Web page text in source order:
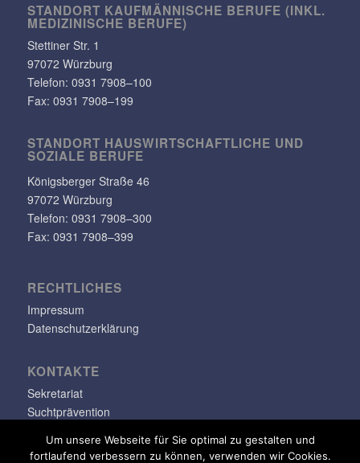
STANDORT KAUF­MÄN­NI­SCHE BERUFE (INKL.
MEDI­ZI­NI­SCHE BERUFE)
Stet­tiner Str. 1
97072 Würzburg
Telefon: 0931 7908–100
Fax: 0931 7908–199
STANDORT HAUS­WIRT­SCHAFT­LICHE UND
SOZIALE BERUFE
Königs­berger Straße 46
97072 Würzburg
Telefon: 0931 7908–300
Fax: 0931 7908–399
RECHT­LI­CHES
Impressum
Datenschutzerklärung
KONTAKTE
Sekretariat
Suchtprävention
Um unsere Webseite für Sie optimal zu gestalten und
fortlaufend verbessern zu können, verwenden wir Cookies.